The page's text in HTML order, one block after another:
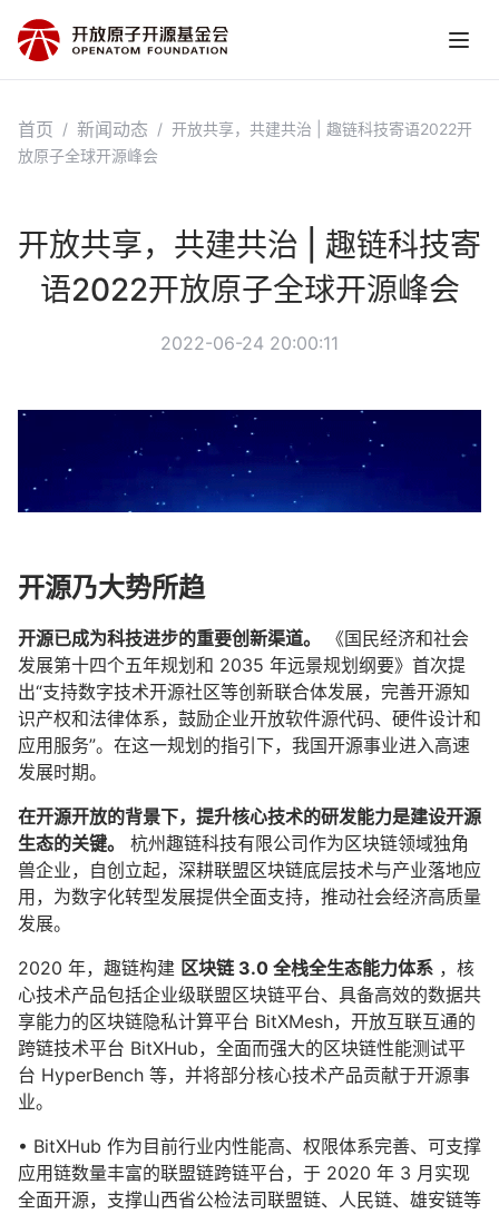
首页 / 新闻动态 / 开放共享，共建共治 | 趣链科技寄语2022开
放原子全球开源峰会
开放共享，共建共治 | 趣链科技寄
语2022开放原子全球开源峰会
2022-06-24 20:00:11
开源乃大势所趋
开源已成为科技进步的重要创新渠道。
《国民经济和社会
发展第十四个五年规划和 2035 年远景规划纲要》首次提
出“支持数字技术开源社区等创新联合体发展，完善开源知
识产权和法律体系，鼓励企业开放软件源代码、硬件设计和
应用服务”。在这一规划的指引下，我国开源事业进入高速
发展时期。
在开源开放的背景下，提升核心技术的研发能力是建设开源
生态的关键。
杭州趣链科技有限公司作为区块链领域独角
兽企业，自创立起，深耕联盟区块链底层技术与产业落地应
用，为数字化转型发展提供全面支持，推动社会经济高质量
发展。
2020 年，趣链构建 区块链 3.0 全栈全生态能力体系 ，核
心技术产品包括企业级联盟区块链平台、具备高效的数据共
享能力的区块链隐私计算平台 BitXMesh，开放互联互通的
跨链技术平台 BitXHub，全面而强大的区块链性能测试平
台 HyperBench 等，并将部分核心技术产品贡献于开源事
业。
• BitXHub 作为目前行业内性能高、权限体系完善、可支撑
应用链数量丰富的联盟链跨链平台，于 2020 年 3 月实现
全面开源，支撑山西省公检法司联盟链、人民链、雄安链等